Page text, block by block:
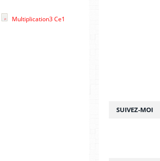
Multiplication3 Ce1
SUIVEZ-MOI